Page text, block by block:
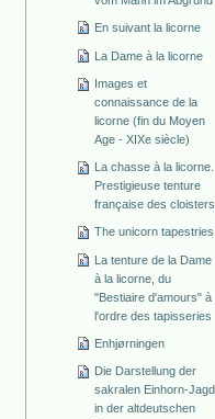
En suivant la licorne
La Dame à la licorne
Images et
connaissance de la
licorne (fin du Moyen
Age - XIXe siècle)
La chasse à la licorne.
Prestigieuse tenture
française des cloisters
The unicorn tapestries
La tenture de la Dame
à la licorne, du
"Bestiaire d'amours" à
l'ordre des tapisseries
Enhjørningen
Die Darstellung der
sakralen Einhorn-Jagd
in der altdeutschen